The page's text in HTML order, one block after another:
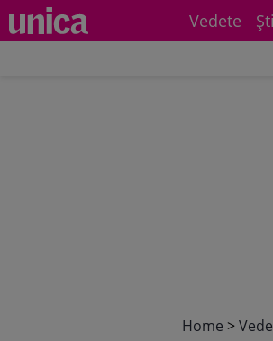
Vedete
Home >